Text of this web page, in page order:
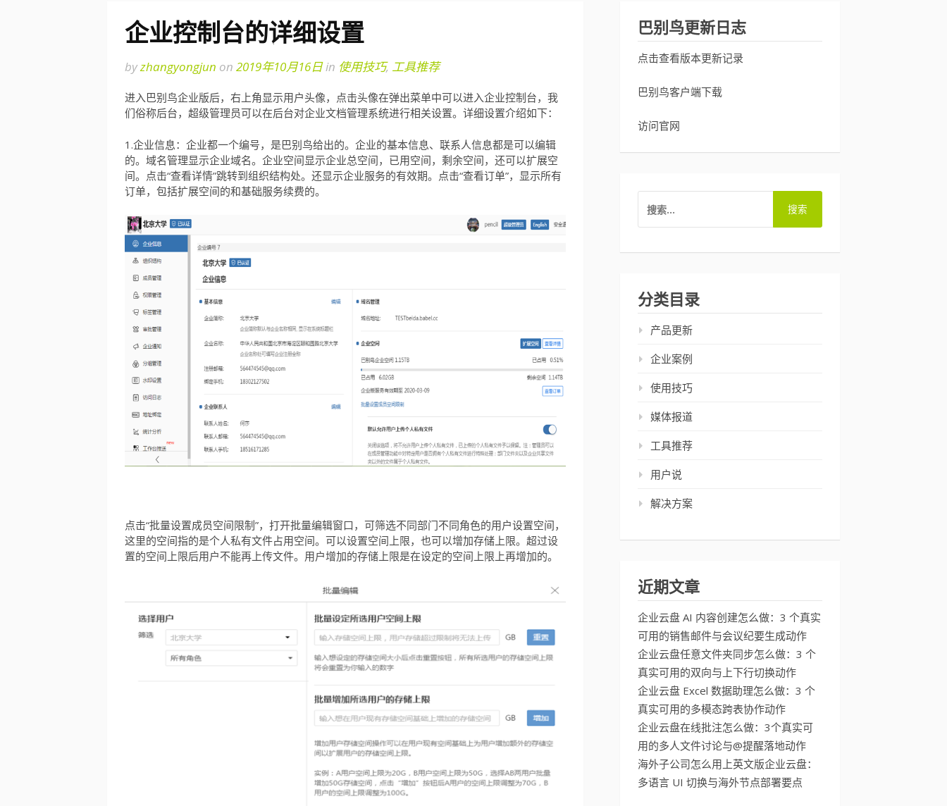
企业控制台的详细设置
byzhangyongjun on 2019年10月16日in 使用技巧, 工具推荐
进入巴别鸟企业版后，右上角显示用户头像，点击头像在弹出菜单中可以进入企业控制台，我
们俗称后台，超级管理员可以在后台对企业文档管理系统进行相关设置。详细设置介绍如下：
1.企业信息：企业都一个编号，是巴别鸟给出的。企业的基本信息、联系人信息都是可以编辑
的。域名管理显示企业域名。企业空间显示企业总空间，已用空间，剩余空间，还可以扩展空
间。点击“查看详情”跳转到组织结构处。还显示企业服务的有效期。点击“查看订单”，显示所有
订单，包括扩展空间的和基础服务续费的。
点击“批量设置成员空间限制”，打开批量编辑窗口，可筛选不同部门不同角色的用户设置空间，
这里的空间指的是个人私有文件占用空间。可以设置空间上限，也可以增加存储上限。超过设
置的空间上限后用户不能再上传文件。用户增加的存储上限是在设定的空间上限上再增加的。
巴别鸟更新日志
点击查看版本更新记录
巴别鸟客户端下载
访问官网
索：
分类目录
产品更新
企业案例
使用技巧
媒体报道
工具推荐
用户说
解决方案
近期文章
企业云盘 AI 内容创建怎么做：3 个真实
可用的销售邮件与会议纪要生成动作
企业云盘任意文件夹同步怎么做：3 个
真实可用的双向与上下行切换动作
企业云盘 Excel 数据助理怎么做：3 个
真实可用的多模态跨表协作动作
企业云盘在线批注怎么做：3个真实可
用的多人文件讨论与@提醒落地动作
海外子公司怎么用上英文版企业云盘：
多语言 UI 切换与海外节点部署要点